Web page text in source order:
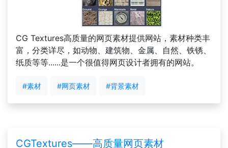
CG Textures高质量的网页素材提供网站，素材种类丰
富，分类详尽，如动物、建筑物、金属、自然、铁锈、
纸质等等......是一个很值得网页设计者拥有的网站。
#素材 #网页素材 #背景素材
CGTextures——高质量网页素材